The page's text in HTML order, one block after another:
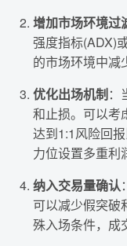
增加市场环境过
强度指标(ADX)
的市场环境中减
优化出场机制：
和止损。可以考
达到1:1风险回
力位设置多重利
纳入交易量确认
可以减少假突破
殊入场条件，成